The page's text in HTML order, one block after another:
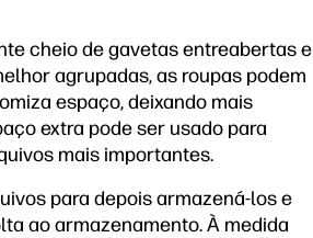
cheio de gavetas entreabertas e
agrupadas, as roupas podem
espaço, deixando mais
extra pode ser usado para
mais importantes.
para depois armazená-los e
ao armazenamento. À medida